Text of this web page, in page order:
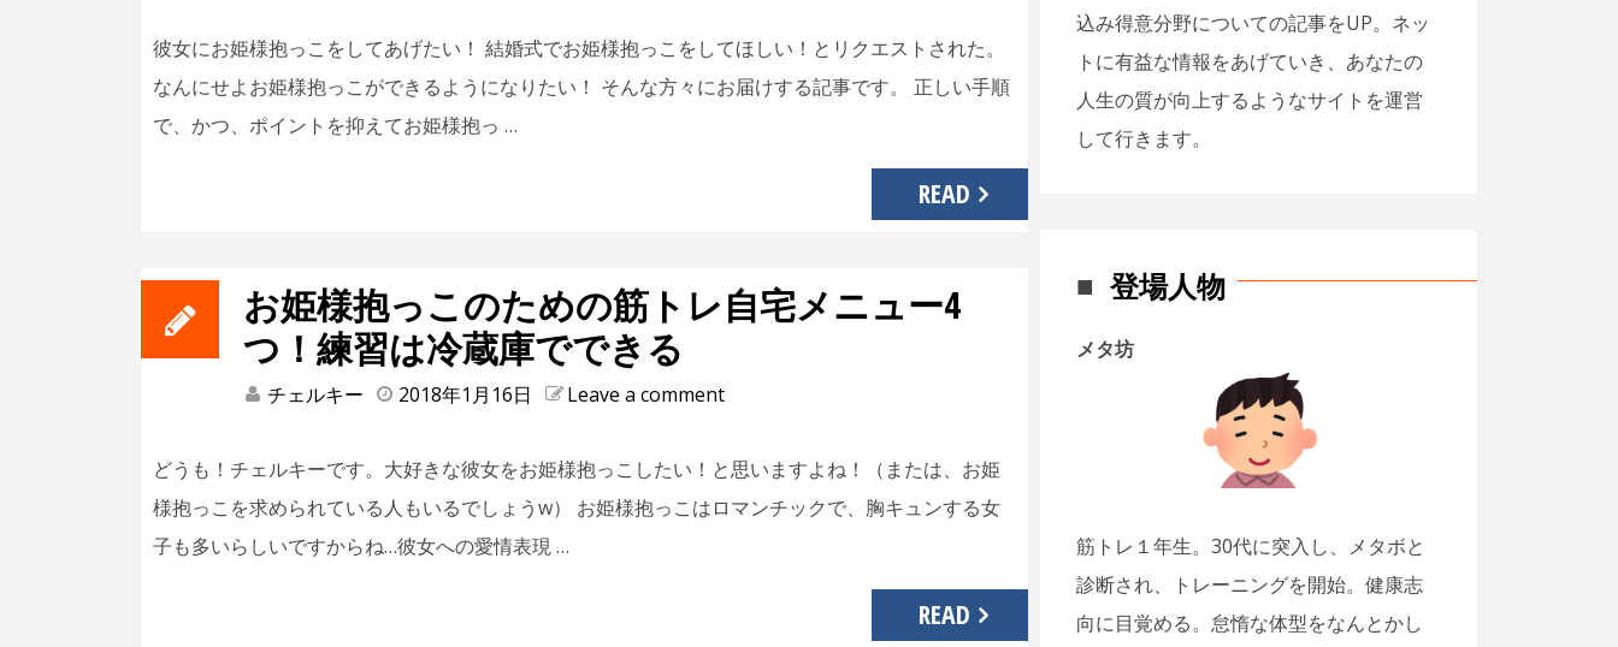
彼女にお姫様抱っこをしてあげたい！ 結婚式でお姫様抱っこをしてほしい！とリクエストされた。
なんにせよお姫様抱っこができるようになりたい！ そんな方々にお届けする記事です。 正しい手順
で、かつ、ポイントを抑えてお姫様抱っ …
READ
お姫様抱っこのための筋トレ自宅メニュー4
つ！練習は冷蔵庫でできる
チェルキー 2018年1月16日 Leave a comment
どうも！チェルキーです。大好きな彼女をお姫様抱っこしたい！と思いますよね！（または、お姫
様抱っこを求められている人もいるでしょうw） お姫様抱っこはロマンチックで、胸キュンする女
子も多いらしいですからね…彼女への愛情表現 …
READ
込み得意分野についての記事をUP。ネッ
トに有益な情報をあげていき、あなたの
人生の質が向上するようなサイトを運営
して行きます。
登場人物
メタ坊
筋トレ１年生。30代に突入し、メタボと
診断され、トレーニングを開始。健康志
向に目覚める。怠惰な体型をなんとかし